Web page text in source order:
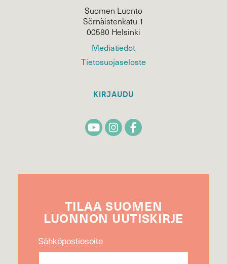
Suomen Luonto
Sörnäistenkatu 1
00580 Helsinki
Mediatiedot
Tietosuojaseloste
KIRJAUDU
TILAA SUOMEN
LUONNON UUTIS­KIRJE
Sähköpostiosoite